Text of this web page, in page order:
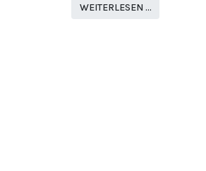
WEITERLESEN …